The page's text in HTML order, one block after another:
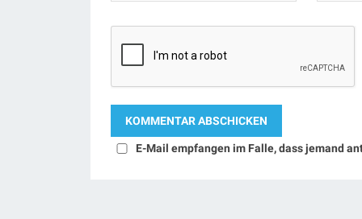
E-Mail empfangen im Falle, dass jemand